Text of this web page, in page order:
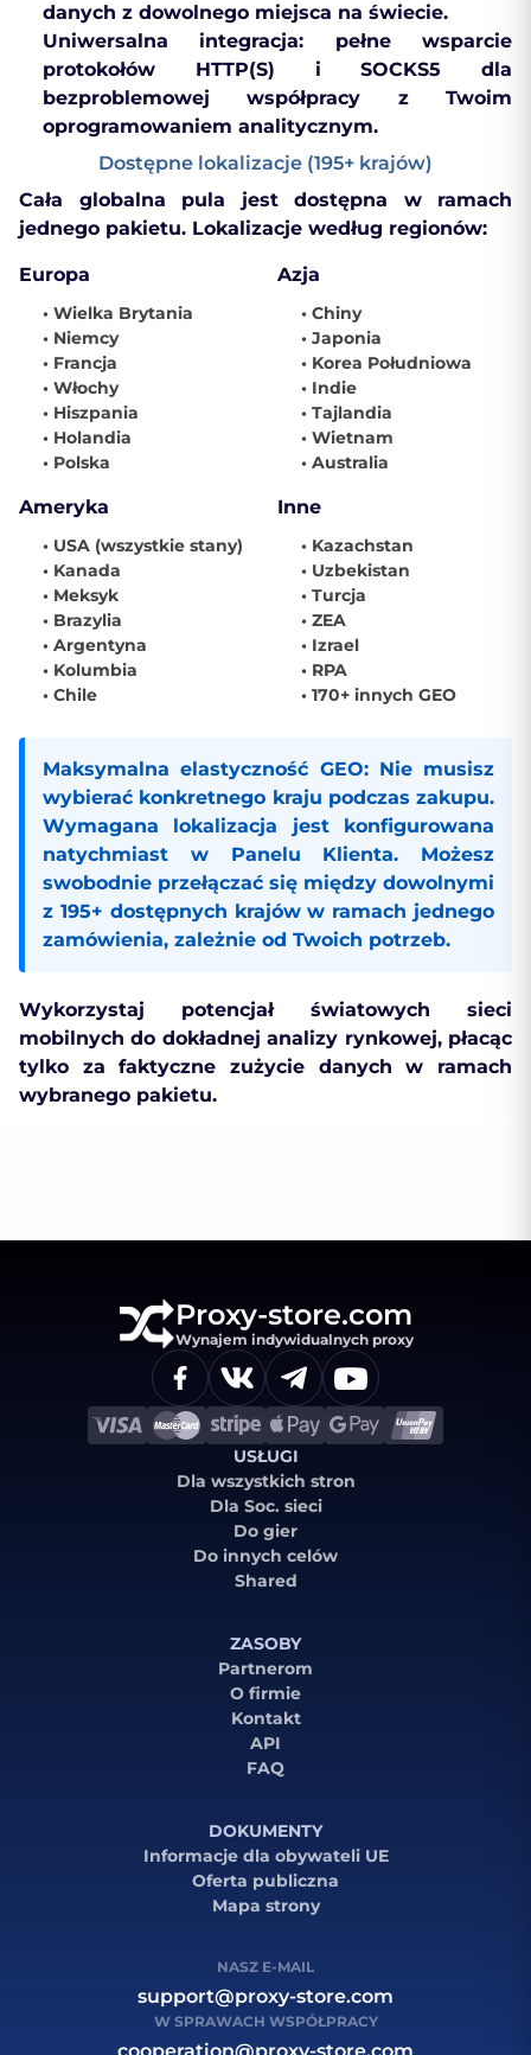
danych z dowolnego miejsca na świecie.
Uniwersalna integracja: pełne wsparcie
protokołów HTTP(S) i SOCKS5 dla
bezproblemowej współpracy z Twoim
oprogramowaniem analitycznym.
Dostępne lokalizacje (195+ krajów)
Cała globalna pula jest dostępna w ramach
jednego pakietu. Lokalizacje według regionów:
Europa
• Wielka Brytania
• Niemcy
• Francja
• Włochy
• Hiszpania
• Holandia
• Polska
Ameryka
• USA (wszystkie stany)
• Kanada
• Meksyk
• Brazylia
• Argentyna
• Kolumbia
• Chile
Azja
• Chiny
• Japonia
• Korea Południowa
• Indie
• Tajlandia
• Wietnam
• Australia
Inne
• Kazachstan
• Uzbekistan
• Turcja
• ZEA
• Izrael
• RPA
• 170+ innych GEO
Maksymalna elastyczność GEO:Nie musisz
wybierać konkretnego kraju podczas zakupu.
Wymagana lokalizacja jest konfigurowana
natychmiast w Panelu Klienta. Możesz
swobodnie przełączać się między dowolnymi
z 195+ dostępnych krajów w ramach jednego
zamówienia, zależnie od Twoich potrzeb.
Wykorzystaj potencjał światowych sieci
mobilnych do dokładnej analizy rynkowej, płacąc
tylko za faktyczne zużycie danych w ramach
wybranego pakietu.
Proxy-store.com
Wynajem indywidualnych proxy
USŁUGI
Dla wszystkich stron
Dla Soc. sieci
Do gier
Do innych celów
Shared
ZASOBY
Partnerom
O firmie
Kontakt
API
FAQ
DOKUMENTY
Informacje dla obywateli UE
Oferta publiczna
Mapa strony
NASZ E-MAIL
support@proxy-store.com
W SPRAWACH WSPÓŁPRACY